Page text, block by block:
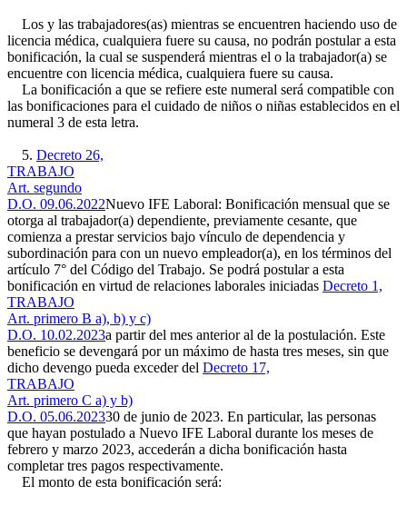
Los y las trabajadores(as) mientras se encuentren haciendo uso de
licencia médica, cualquiera fuere su causa, no podrán postular a esta
bonificación, la cual se suspenderá mientras el o la trabajador(a) se
encuentre con licencia médica, cualquiera fuere su causa.
La bonificación a que se refiere este numeral será compatible con
las bonificaciones para el cuidado de niños o niñas establecidos en el
numeral 3 de esta letra.
5. Decreto 26,
TRABAJO
Art. segundo
D.O. 09.06.2022Nuevo IFE Laboral: Bonificación mensual que se
otorga al trabajador(a) dependiente, previamente cesante, que
comienza a prestar servicios bajo vínculo de dependencia y
subordinación para con un nuevo empleador(a), en los términos del
artículo 7° del Código del Trabajo. Se podrá postular a esta
bonificación en virtud de relaciones laborales iniciadas Decreto 1,
TRABAJO
Art. primero B a), b) y c)
D.O. 10.02.2023a partir del mes anterior al de la postulación. Este
beneficio se devengará por un máximo de hasta tres meses, sin que
dicho devengo pueda exceder del Decreto 17,
TRABAJO
Art. primero C a) y b)
D.O. 05.06.202330 de junio de 2023. En particular, las personas
que hayan postulado a Nuevo IFE Laboral durante los meses de
febrero y marzo 2023, accederán a dicha bonificación hasta
completar tres pagos respectivamente.
El monto de esta bonificación será: